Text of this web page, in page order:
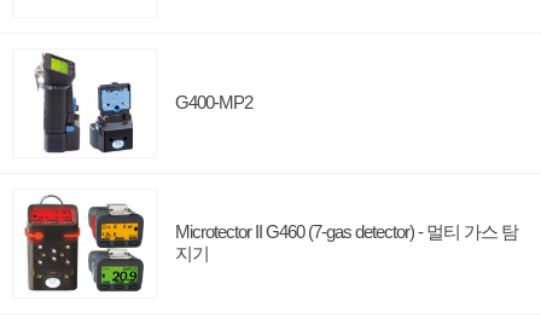
G400-MP2
Microtector II G460 (7-gas detector) - 멀티 가스 탐
지기